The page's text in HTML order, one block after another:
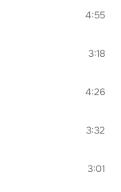
4:55
3:18
4:26
3:32
3:01